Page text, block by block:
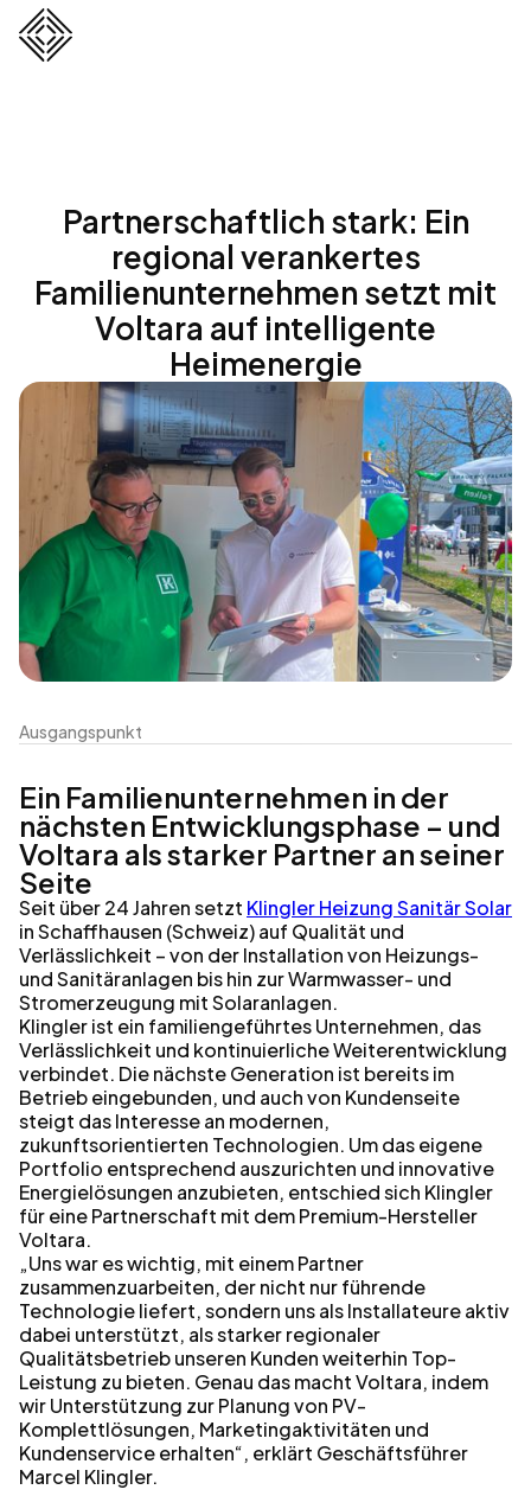
Partnerschaftlich stark: Ein
regional verankertes
Familienunternehmen setzt mit
Voltara auf intelligente
Heimenergie
Ausgangspunkt
Ein Familienunternehmen in der
nächsten Entwicklungsphase – und
Voltara als starker Partner an seiner
Seite
Seit über 24 Jahren setzt Klingler Heizung Sanitär Solar
in Schaffhausen (Schweiz) auf Qualität und
Verlässlichkeit – von der Installation von Heizungs-
und Sanitäranlagen bis hin zur Warmwasser- und
Stromerzeugung mit Solaranlagen.
Klingler ist ein familiengeführtes Unternehmen, das
Verlässlichkeit und kontinuierliche Weiterentwicklung
verbindet. Die nächste Generation ist bereits im
Betrieb eingebunden, und auch von Kundenseite
steigt das Interesse an modernen,
zukunftsorientierten Technologien. Um das eigene
Portfolio entsprechend auszurichten und innovative
Energielösungen anzubieten, entschied sich Klingler
für eine Partnerschaft mit dem Premium-Hersteller
Voltara.
„Uns war es wichtig, mit einem Partner
zusammenzuarbeiten, der nicht nur führende
Technologie liefert, sondern uns als Installateure aktiv
dabei unterstützt, als starker regionaler
Qualitätsbetrieb unseren Kunden weiterhin Top-
Leistung zu bieten. Genau das macht Voltara, indem
wir Unterstützung zur Planung von PV-
Komplettlösungen, Marketingaktivitäten und
Kundenservice erhalten“, erklärt Geschäftsführer
Marcel Klingler.